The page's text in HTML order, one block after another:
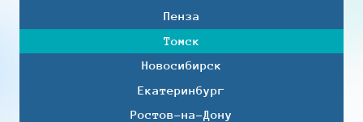
Пенза
Томск
Новосибирск
Екатеринбург
Ростов-на-Дону